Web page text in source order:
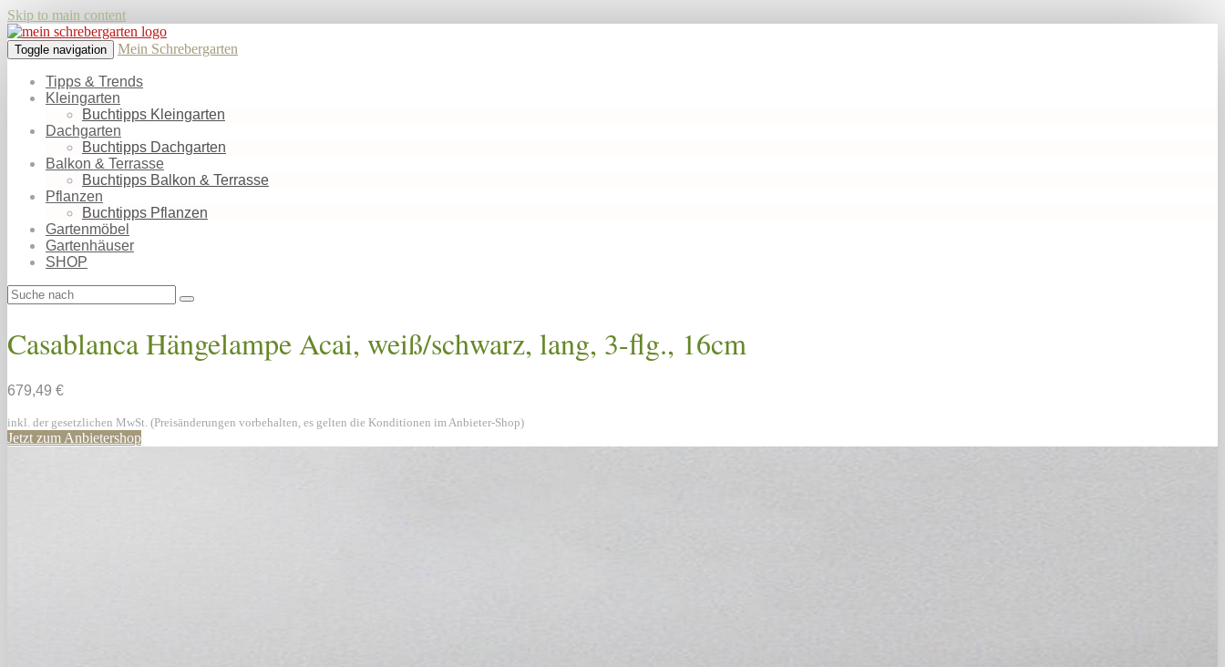
Skip to main content
Toggle navigation Mein Schrebergarten
Tipps & Trends
Kleingarten
Buchtipps Kleingarten
Dachgarten
Buchtipps Dachgarten
Balkon & Terrasse
Buchtipps Balkon & Terrasse
Pflanzen
Buchtipps Pflanzen
Gartenmöbel
Gartenhäuser
SHOP
Casablanca Hängelampe Acai, weiß/schwarz, lang, 3-flg., 16cm
679,49 €
inkl. der gesetzlichen MwSt. (Preisänderungen vorbehalten, es gelten die Konditionen im Anbieter-Shop)
Jetzt zum Anbietershop